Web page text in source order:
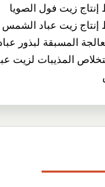
زيت فول الصويا
زيت عباد الشمس
المسبقة لبذور
المذيبات لزيت